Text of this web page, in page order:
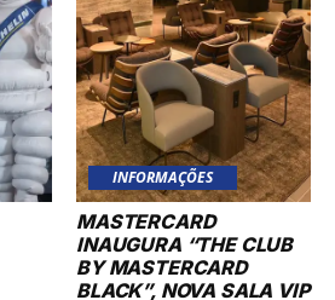
INFORMAÇÕES
MASTERCARD
INAUGURA “THE CLUB
BY MASTERCARD
BLACK”, NOVA SALA VIP